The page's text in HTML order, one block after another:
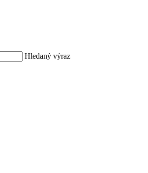
Hledaný výraz